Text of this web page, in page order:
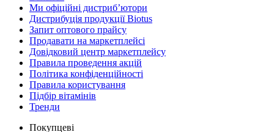
Ми офіційні дистриб’ютори
Дистрибуція продукції Biotus
Запит оптового прайсу
Продавати на маркетплейсі
Довідковий центр маркетплейсу
Правила проведення акцій
Політика конфіденційності
Правила користування
Підбір вітамінів
Тренди
Покупцеві